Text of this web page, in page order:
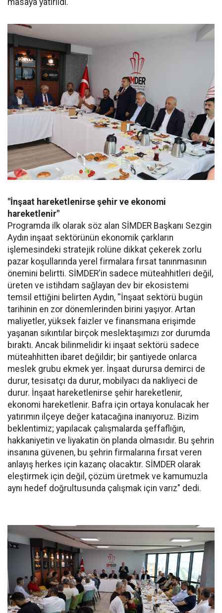
"İnşaat hareketlenirse şehir ve ekonomi
hareketlenir"
Programda ilk olarak söz alan SİMDER Başkanı Sezgin
Aydın inşaat sektörünün ekonomik çarkların
işlemesindeki stratejik rolüne dikkat çekerek zorlu
pazar koşullarında yerel firmalara fırsat tanınmasının
önemini belirtti. SİMDER'in sadece müteahhitleri değil,
üreten ve istihdam sağlayan dev bir ekosistemi
temsil ettiğini belirten Aydın, ''İnşaat sektörü bugün
tarihinin en zor dönemlerinden birini yaşıyor. Artan
maliyetler, yüksek faizler ve finansmana erişimde
yaşanan sıkıntılar birçok meslektaşımızı zor durumda
bıraktı. Ancak bilinmelidir ki inşaat sektörü sadece
müteahhitten ibaret değildir; bir şantiyede onlarca
meslek grubu ekmek yer. İnşaat durursa demirci de
durur, tesisatçı da durur, mobilyacı da nakliyeci de
durur. İnşaat hareketlenirse şehir hareketlenir,
ekonomi hareketlenir. Bafra için ortaya konulacak her
yatırımın ilçeye değer katacağına inanıyoruz. Bizim
beklentimiz; yapılacak çalışmalarda şeffaflığın,
hakkaniyetin ve liyakatin ön planda olmasıdır. Bu şehrin
insanına güvenen, bu şehrin firmalarına fırsat veren
anlayış herkes için kazanç olacaktır. SİMDER olarak
eleştirmek için değil, çözüm üretmek ve kamumuzla
aynı hedef doğrultusunda çalışmak için varız" dedi.